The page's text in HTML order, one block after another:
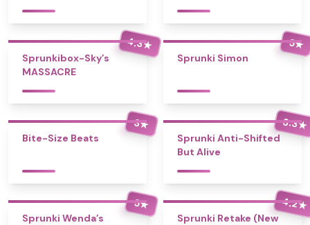
4.3★
Sprunkibox-Sky’s
MASSACRE
5★
Sprunki Simon
3★
Bite-Size Beats
3.3★
Sprunki Anti-Shifted
But Alive
5★
Sprunki Wenda’s
4.2★
Sprunki Retake (New